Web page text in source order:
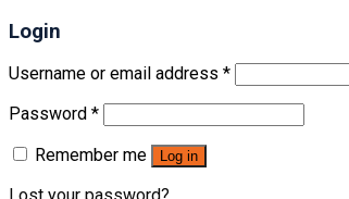
Login
Username or email address *
Password *
Remember me
Log in